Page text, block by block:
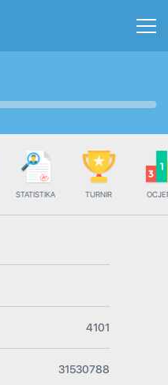
STATISTIKA TURNIR
4101
31530788